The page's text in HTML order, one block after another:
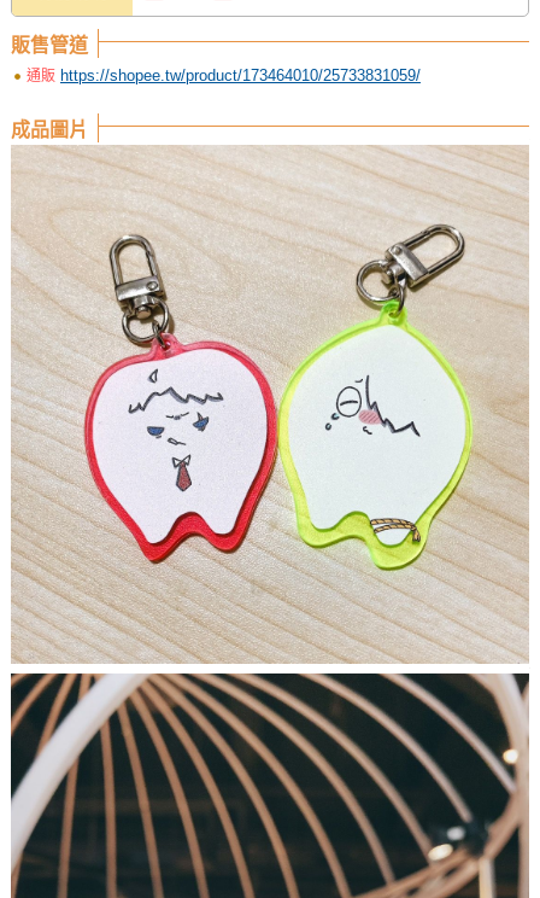
販售管道
通販 https://shopee.tw/product/173464010/25733831059/
成品圖片